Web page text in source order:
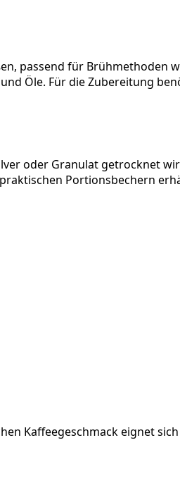
passend für Brühmethoden
Öle. Für die Zubereitung
oder Granulat getrocknet
Portionsbechern
Kaffeegeschmack eignet